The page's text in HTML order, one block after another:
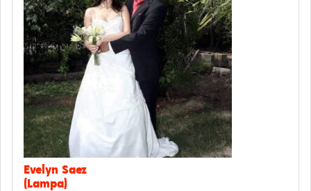
Evelyn Saez
(Lampa)